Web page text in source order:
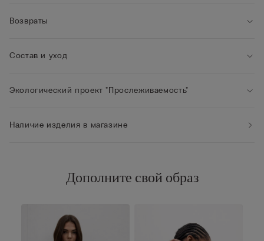
Возвраты
Состав и уход
Экологический проект "Прослеживаемость"
Наличие изделия в магазине
Дополните свой образ